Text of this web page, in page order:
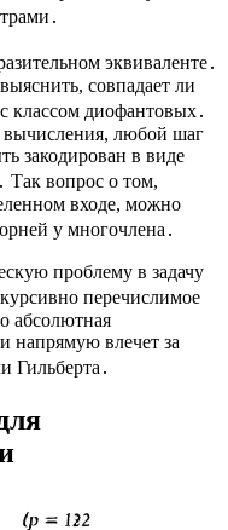
эквиваленте․
совпадает ли
классом диофантовых․
вычисления, любой шаг
закодирован в виде
Так вопрос о том,
входе, можно
у многочлена․
проблему в задачу
перечислимое
абсолютная
напрямую влечет за
Гильберта․